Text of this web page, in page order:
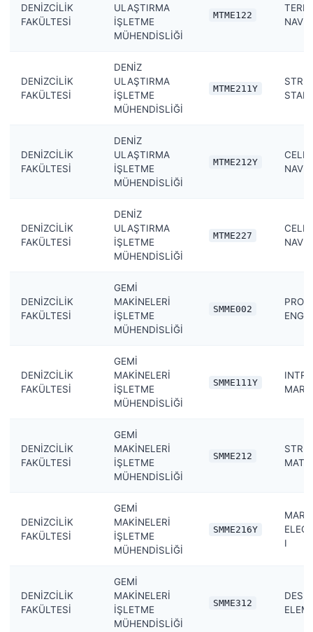
DENİZCİLİK
FAKÜLTESİ
ULAŞTIRMA
İŞLETME
MÜHENDİSLİĞİ
MTME122
DENİZCİLİK
FAKÜLTESİ
DENİZ
ULAŞTIRMA
İŞLETME
MÜHENDİSLİĞİ
MTME211Y
DENİZCİLİK
FAKÜLTESİ
DENİZ
ULAŞTIRMA
İŞLETME
MÜHENDİSLİĞİ
MTME212Y
DENİZCİLİK
FAKÜLTESİ
DENİZ
ULAŞTIRMA
İŞLETME
MÜHENDİSLİĞİ
MTME227
DENİZCİLİK
FAKÜLTESİ
GEMİ
MAKİNELERİ
İŞLETME
MÜHENDİSLİĞİ
SMME002
DENİZCİLİK
FAKÜLTESİ
GEMİ
MAKİNELERİ
İŞLETME
MÜHENDİSLİĞİ
SMME111Y
DENİZCİLİK
FAKÜLTESİ
GEMİ
MAKİNELERİ
İŞLETME
MÜHENDİSLİĞİ
SMME212
DENİZCİLİK
FAKÜLTESİ
GEMİ
MAKİNELERİ
İŞLETME
MÜHENDİSLİĞİ
SMME216Y
I
DENİZCİLİK
FAKÜLTESİ
GEMİ
MAKİNELERİ
İŞLETME
MÜHENDİSLİĞİ
SMME312